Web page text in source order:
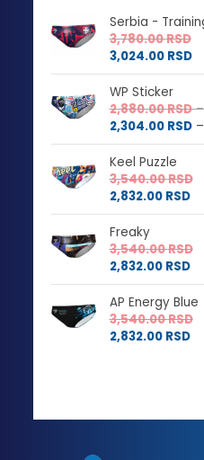
Serbia -
3,780.00RSD
3,024.00 RSD
WP Sticker
2,880.00RSD –
2,304.00 RSD –
Keel Puzzle
3,540.00RSD
2,832.00 RSD
Freaky
3,540.00RSD
2,832.00 RSD
AP Energy Blue
3,540.00RSD
2,832.00 RSD